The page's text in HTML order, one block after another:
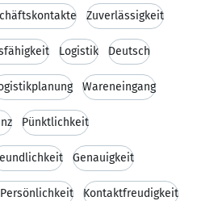
Zuverlässigkeit
Logistik Deutsch
Wareneingang
Pünktlichkeit
Genauigkeit
Kontaktfreudigkeit